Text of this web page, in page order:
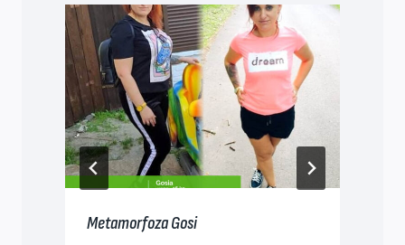
Metamorfoza Gosi